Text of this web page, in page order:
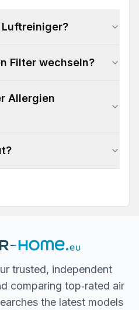
Filter wechseln?
Allergien
trusted, independent
comparing top‐rated air
the latest models